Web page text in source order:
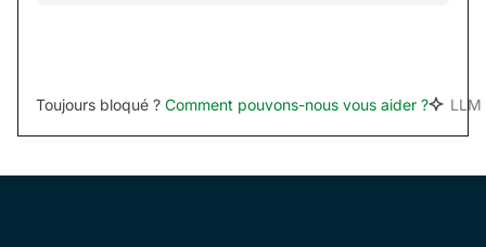
Toujours bloqué ? Comment pouvons-nous vous aider ? LLM